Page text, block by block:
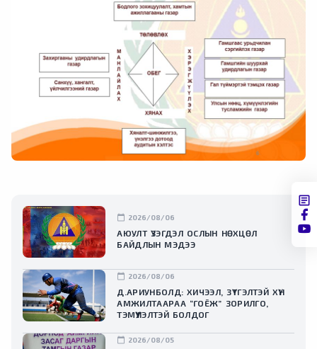
calendar_today 2026/08/06
АЮУЛТ ҮЗЭГДЭЛ ОСЛЫН НӨХЦӨЛ
БАЙДЛЫН МЭДЭЭ
calendar_today 2026/08/06
Д.АРИУНБОЛД: ХИЧЭЭЛ, ЗҮТГЭЛТЭЙ ХҮН
АМЖИЛТААРАА “ГОЁЖ” ЗОРИЛГО,
ТЭМҮҮЛЭЛТЭЙ БОЛДОГ
calendar_today 2026/08/05